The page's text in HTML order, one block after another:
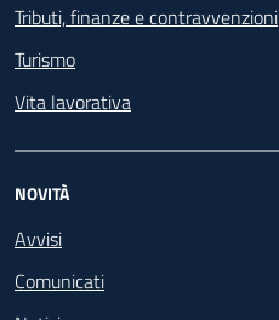
Tributi, finanze e contravvenzioni
Turismo
Vita lavorativa
NOVITÀ
Avvisi
Comunicati